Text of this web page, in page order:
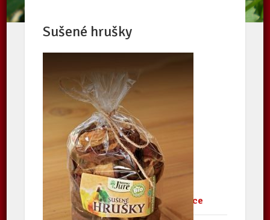
Sušené hrušky
Sušené hrušky, sladké a chutné.
Kontaktní údaje
producenta
Další informace